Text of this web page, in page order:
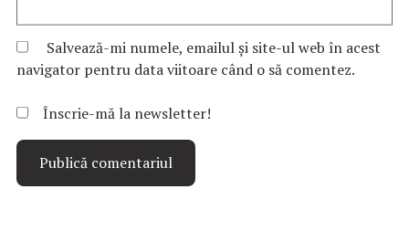
Salvează-mi numele, emailul și site-ul web în acest
navigator pentru data viitoare când o să comentez.
Înscrie-mă la newsletter!